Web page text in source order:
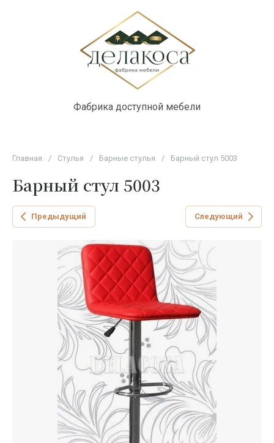
Фабрика доступной мебели
Главная / Стулья / Барные стулья / Барный стул 5003
Барный стул 5003
Предыдущий Следующий